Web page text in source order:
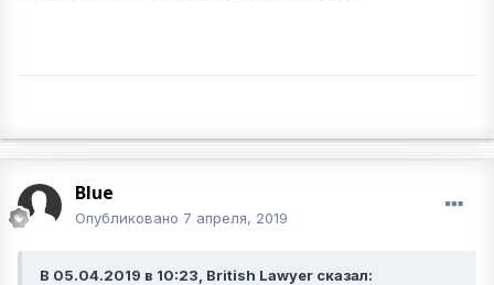
Blue
Опубликовано 7 апреля, 2019
В 05.04.2019 в 10:23, British Lawyer сказал: